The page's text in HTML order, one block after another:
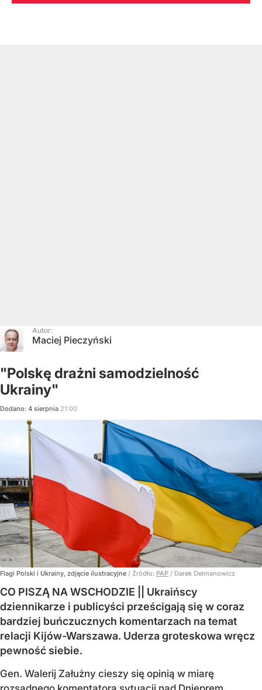
Autor:
Maciej Pieczyński
"Polskę drażni samodzielność
Ukrainy"
Dodano: 4 sierpnia 21:00
Flagi Polski i Ukrainy, zdjęcie ilustracyjne / Źródło: PAP / Darek Delmanowicz
CO PISZĄ NA WSCHODZIE || Ukraińscy
dziennikarze i publicyści prześcigają się w coraz
bardziej buńczucznych komentarzach na temat
relacji Kijów-Warszawa. Uderza groteskowa wręcz
pewność siebie.
Gen. Walerij Załużny cieszy się opinią w miarę